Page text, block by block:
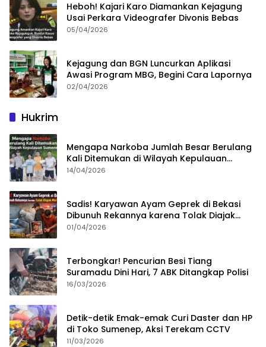
Heboh! Kajari Karo Diamankan Kejagung
Usai Perkara Videografer Divonis Bebas
05/04/2026
Kejagung dan BGN Luncurkan Aplikasi
Awasi Program MBG, Begini Cara Lapornya
02/04/2026
Hukrim
Mengapa Narkoba Jumlah Besar Berulang
Kali Ditemukan di Wilayah Kepulauan
Sumenep?
14/04/2026
Sadis! Karyawan Ayam Geprek di Bekasi
Dibunuh Rekannya karena Tolak Diajak
Merampok Majikan
01/04/2026
Terbongkar! Pencurian Besi Tiang
Suramadu Dini Hari, 7 ABK Ditangkap Polisi
16/03/2026
Detik-detik Emak-emak Curi Daster dan HP
di Toko Sumenep, Aksi Terekam CCTV
11/03/2026